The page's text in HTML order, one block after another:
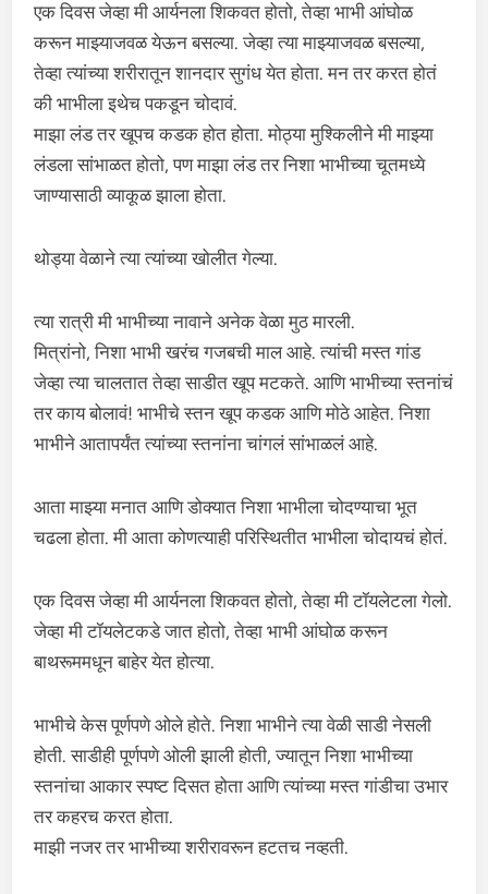
एक दिवस जेव्हा मी आर्यनला शिकवत होतो, तेव्हा भाभी आंघोळ
करून माझ्याजवळ येऊन बसल्या. जेव्हा त्या माझ्याजवळ बसल्या,
तेव्हा त्यांच्या शरीरातून शानदार सुगंध येत होता. मन तर करत होतं
की भाभीला इथेच पकडून चोदावं.
माझा लंड तर खूपच कडक होत होता. मोठ्या मुश्किलीने मी माझ्या
लंडला सांभाळत होतो, पण माझा लंड तर निशा भाभीच्या चूतमध्ये
जाण्यासाठी व्याकूळ झाला होता.
थोड्या वेळाने त्या त्यांच्या खोलीत गेल्या.
त्या रात्री मी भाभीच्या नावाने अनेक वेळा मुठ मारली.
मित्रांनो, निशा भाभी खरंच गजबची माल आहे. त्यांची मस्त गांड
जेव्हा त्या चालतात तेव्हा साडीत खूप मटकते. आणि भाभीच्या स्तनांचं
तर काय बोलावं! भाभीचे स्तन खूप कडक आणि मोठे आहेत. निशा
भाभीने आतापर्यंत त्यांच्या स्तनांना चांगलं सांभाळलं आहे.
आता माझ्या मनात आणि डोक्यात निशा भाभीला चोदण्याचा भूत
चढला होता. मी आता कोणत्याही परिस्थितीत भाभीला चोदायचं होतं.
एक दिवस जेव्हा मी आर्यनला शिकवत होतो, तेव्हा मी टॉयलेटला गेलो.
जेव्हा मी टॉयलेटकडे जात होतो, तेव्हा भाभी आंघोळ करून
बाथरूममधून बाहेर येत होत्या.
भाभीचे केस पूर्णपणे ओले होते. निशा भाभीने त्या वेळी साडी नेसली
होती. साडीही पूर्णपणे ओली झाली होती, ज्यातून निशा भाभीच्या
स्तनांचा आकार स्पष्ट दिसत होता आणि त्यांच्या मस्त गांडीचा उभार
तर कहरच करत होता.
माझी नजर तर भाभीच्या शरीरावरून हटतच नव्हती.